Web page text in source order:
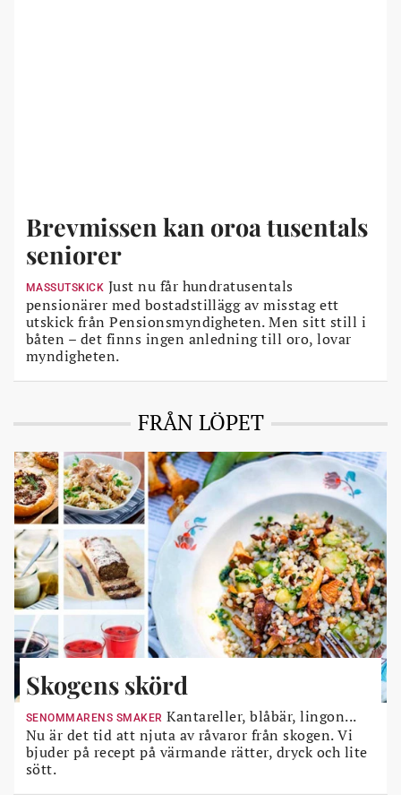
Brevmissen kan oroa tusentals
seniorer
MASSUTSKICK Just nu får hundratusentals
pensionärer med bostadstillägg av misstag ett
utskick från Pensionsmyndigheten. Men sitt still i
båten – det finns ingen anledning till oro, lovar
myndigheten.
FRÅN LÖPET
Skogens skörd
SENOMMARENS SMAKER Kantareller, blåbär, lingon...
Nu är det tid att njuta av råvaror från skogen. Vi
bjuder på recept på värmande rätter, dryck och lite
sött.